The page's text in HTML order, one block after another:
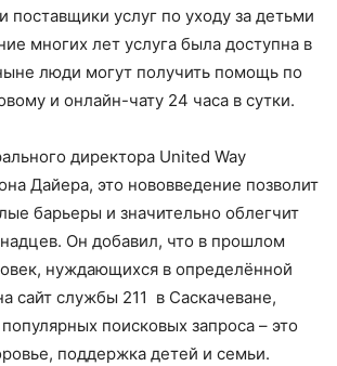
поставщики услуг по уходу за детьми
многих лет услуга была доступна в
люди могут получить помощь по
и онлайн-чату 24 часа в сутки.
директора United Way
Дайера, это нововведение позволит
барьеры и значительно облегчит
Он добавил, что в прошлом
нуждающихся в определённой
сайт службы 211 в Саскачеване,
поисковых запроса – это
поддержка детей и семьи.